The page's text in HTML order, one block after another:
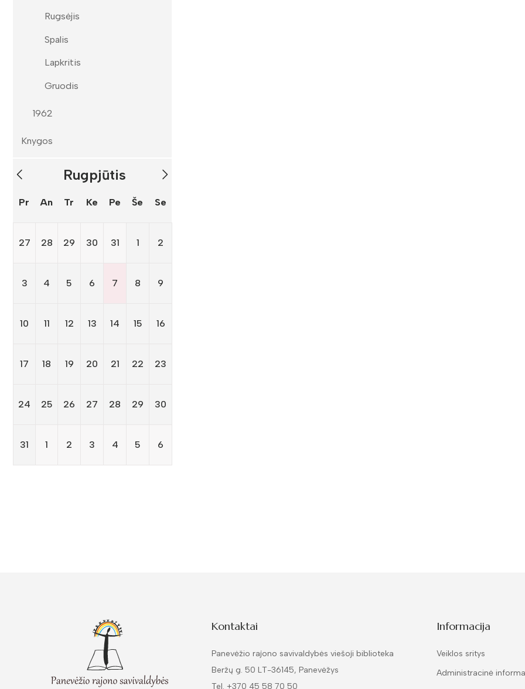
Rugsėjis
Spalis
Lapkritis
Gruodis
1962
Knygos
Rugpjūtis
Pr An Tr Ke Pe Še Se
27 28 29 30 31 1 2
3 4 5 6 7 8 9
10 11 12 13 14 15 16
17 18 19 20 21 22 23
24 25 26 27 28 29 30
31 1 2 3 4 5 6
Kontaktai
Panevėžio rajono savivaldybės viešoji biblioteka
Beržų g. 50 LT-36145, Panevėžys
Tel. +370 45 58 70 50
Informacija
Veiklos sritys
Administracinė